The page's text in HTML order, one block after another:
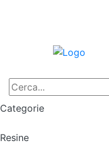
Categorie
Resine